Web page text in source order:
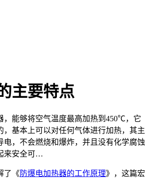
主要特点
，能够将空气温度最高加热到450℃，它
，基本上可以对任何气体进行加热，其主
电，不会燃烧和爆炸，并且没有化学腐蚀
来安全可…
了《 防爆电加热器的工作原理》，这篇宏